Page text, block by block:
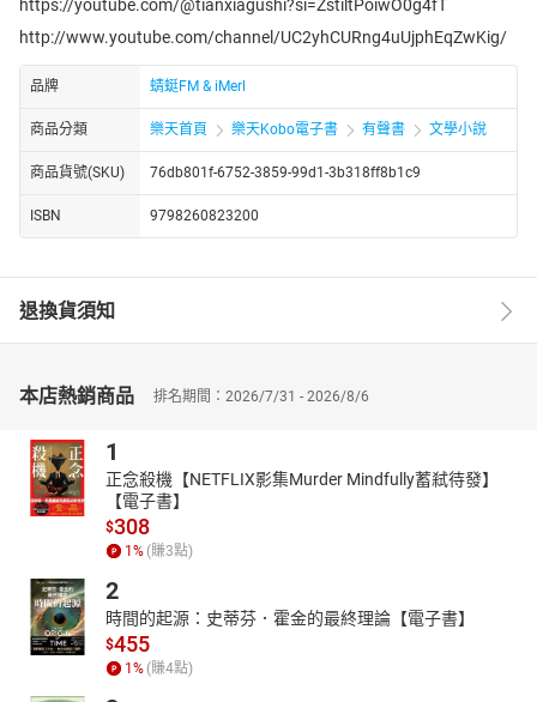
https://youtube.com/@tianxiagushi?si=ZstiltPoiwO0g4fT
http://www.youtube.com/channel/UC2yhCURng4uUjphEqZwKig/
品牌 蜻蜓FM & iMerl
商品分類 樂天首頁 樂天Kobo電子書 有聲書 文學小說
商品貨號(SKU) 76db801f-6752-3859-99d1-3b318ff8b1c9
ISBN 9798260823200
退換貨須知
本店熱銷商品 排名期間：2026/7/31 - 2026/8/6
1
正念殺機【NETFLIX影集Murder Mindfully蓄弒待發】
【電子書】
$308
1 % (賺3點)
2
時間的起源：史蒂芬．霍金的最終理論【電子書】
$455
1 % (賺4點)